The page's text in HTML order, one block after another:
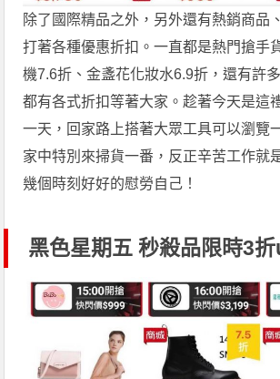
除了國際精品之外，另外還有熱銷商品
打著各種優惠折扣。一直都是熱門搶手
機7.6折、金盞花化妝水6.9折，還有許
都有各式折扣等著大家。趁著今天是這
一天，回家路上搭著大眾工具可以瀏覽
家中特別來掃貨一番，反正辛苦工作就
幾個時刻好好的慰勞自己！
黑色星期五 秒殺品限時3折